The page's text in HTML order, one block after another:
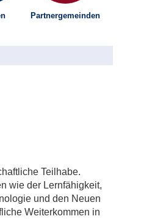
Partnergemeinden
Teilhabe.
wie der Lernfähigkeit,
und den Neuen
Weiterkommen in